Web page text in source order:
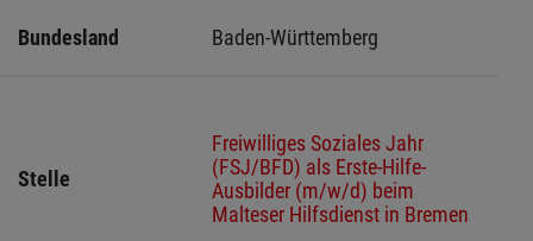
Bundesland Baden-Württemberg
Stelle
Freiwilliges Soziales Jahr
(FSJ/BFD) als Erste-Hilfe-
Ausbilder (m/w/d) beim
Malteser Hilfsdienst in Bremen